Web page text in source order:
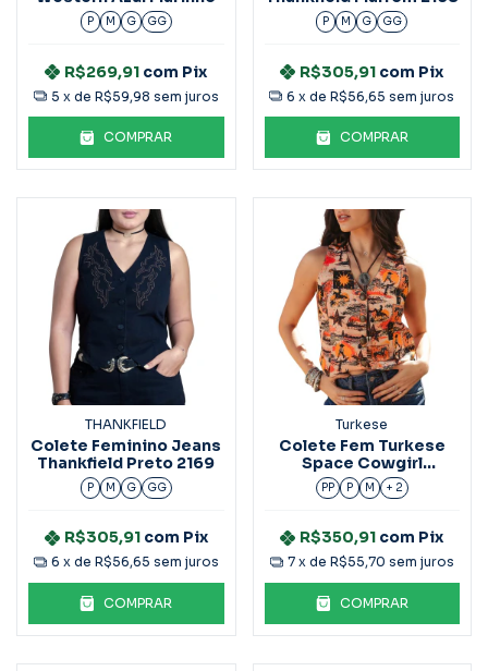
P M G GG
R$269,91 com Pix
5 x de R$59,98 sem juros
COMPRAR
P M G GG
R$305,91 com Pix
6 x deR$56,65 sem juros
COMPRAR
THANKFIELD
Colete Feminino Jeans
Thankfield Preto 2169
P M G GG
R$305,91 com Pix
6 x de R$56,65 sem juros
COMPRAR
Turkese
Colete Fem Turkese
Space Cowgirl
CT06605
PP P M + 2
R$350,91 com Pix
7 x de R$55,70 sem juros
COMPRAR